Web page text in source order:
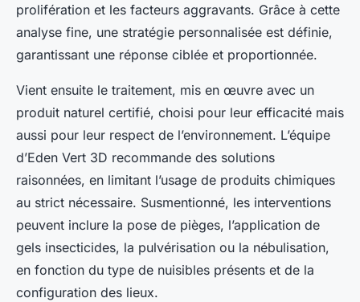
prolifération et les facteurs aggravants. Grâce à cette
analyse fine, une stratégie personnalisée est définie,
garantissant une réponse ciblée et proportionnée.
Vient ensuite le traitement, mis en œuvre avec un
produit naturel certifié, choisi pour leur efficacité mais
aussi pour leur respect de l’environnement. L’équipe
d’Eden Vert 3D recommande des solutions
raisonnées, en limitant l’usage de produits chimiques
au strict nécessaire. Susmentionné, les interventions
peuvent inclure la pose de pièges, l’application de
gels insecticides, la pulvérisation ou la nébulisation,
en fonction du type de nuisibles présents et de la
configuration des lieux.